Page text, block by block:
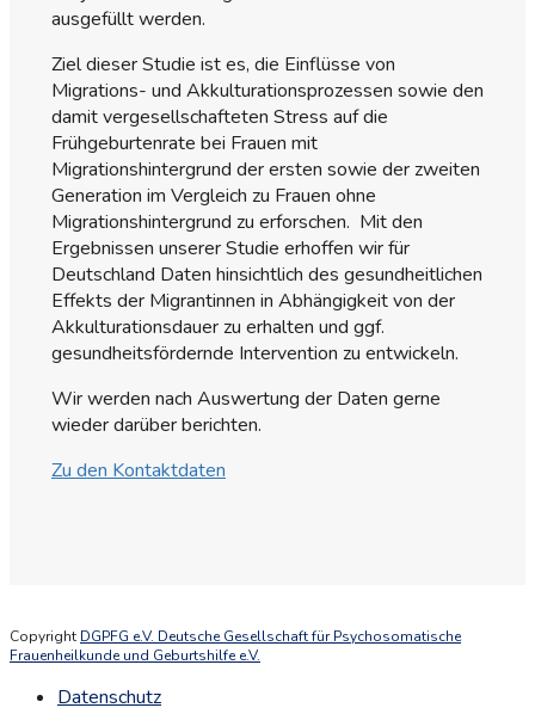
ausgefüllt werden.
Ziel dieser Studie ist es, die Einflüsse von
Migrations- und Akkulturationsprozessen sowie den
damit vergesellschafteten Stress auf die
Frühgeburtenrate bei Frauen mit
Migrationshintergrund der ersten sowie der zweiten
Generation im Vergleich zu Frauen ohne
Migrationshintergrund zu erforschen. Mit den
Ergebnissen unserer Studie erhoffen wir für
Deutschland Daten hinsichtlich des gesundheitlichen
Effekts der Migrantinnen in Abhängigkeit von der
Akkulturationsdauer zu erhalten und ggf.
gesundheitsfördernde Intervention zu entwickeln.
Wir werden nach Auswertung der Daten gerne
wieder darüber berichten.
Zu den Kontaktdaten
Copyright DGPFG e.V. Deutsche Gesellschaft für Psychosomatische
Frauenheilkunde und Geburtshilfe e.V.
Datenschutz